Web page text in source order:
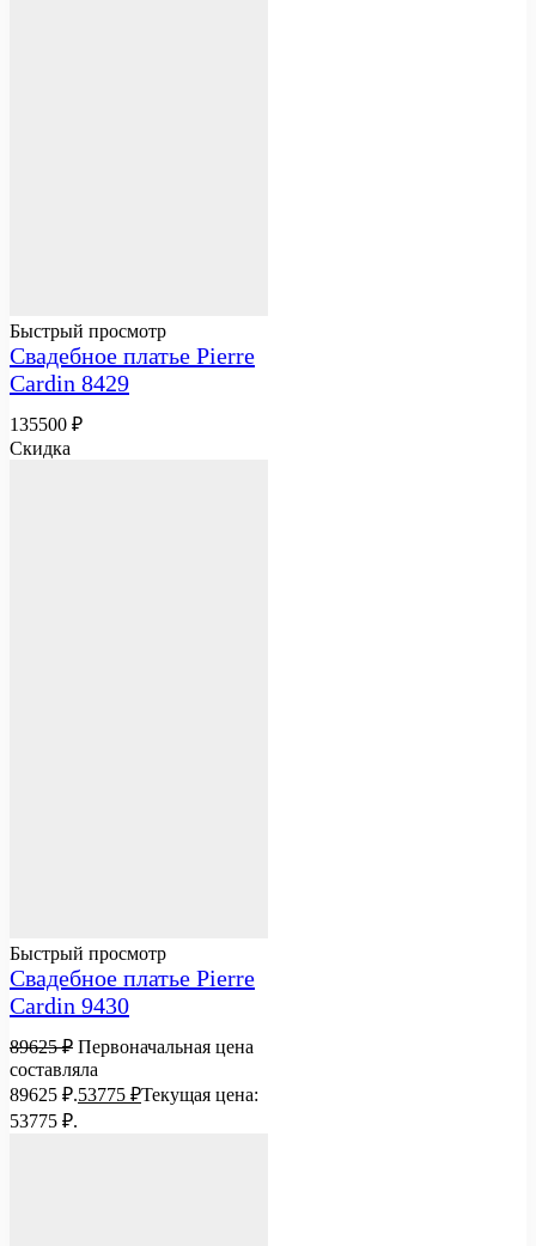
Быстрый просмотр
Свадебное платье Pierre
Cardin 8429
135500 ₽
Скидка
Быстрый просмотр
Свадебное платье Pierre
Cardin 9430
89625₽ Первоначальная цена
составляла
89625 ₽.53775 ₽Текущая цена:
53775 ₽.